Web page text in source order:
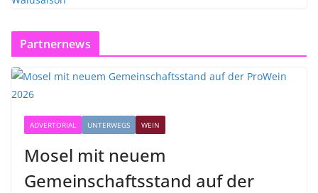
Partnernews
ADVERTORIAL UNTERWEGS WEIN
Mosel mit neuem
Gemeinschaftsstand auf der